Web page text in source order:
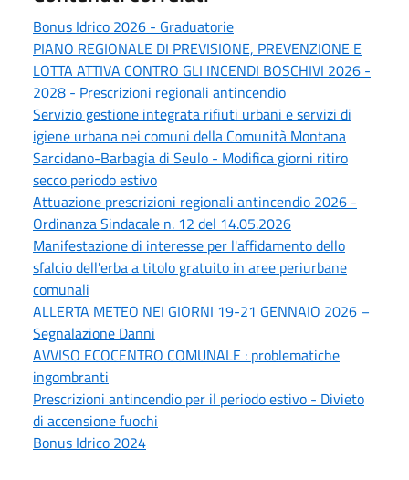
Bonus Idrico 2026 - Graduatorie
PIANO REGIONALE DI PREVISIONE, PREVENZIONE E
LOTTA ATTIVA CONTRO GLI INCENDI BOSCHIVI 2026 -
2028 - Prescrizioni regionali antincendio
Servizio gestione integrata rifiuti urbani e servizi di
igiene urbana nei comuni della Comunità Montana
Sarcidano-Barbagia di Seulo - Modifica giorni ritiro
secco periodo estivo
Attuazione prescrizioni regionali antincendio 2026 -
Ordinanza Sindacale n. 12 del 14.05.2026
Manifestazione di interesse per l'affidamento dello
sfalcio dell'erba a titolo gratuito in aree periurbane
comunali
ALLERTA METEO NEI GIORNI 19-21 GENNAIO 2026 –
Segnalazione Danni
AVVISO ECOCENTRO COMUNALE : problematiche
ingombranti
Prescrizioni antincendio per il periodo estivo - Divieto
di accensione fuochi
Bonus Idrico 2024